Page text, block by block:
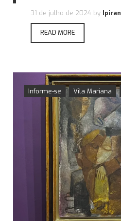
31 de julho de 2024 by
READ MORE
Informe-se Vila Mariana